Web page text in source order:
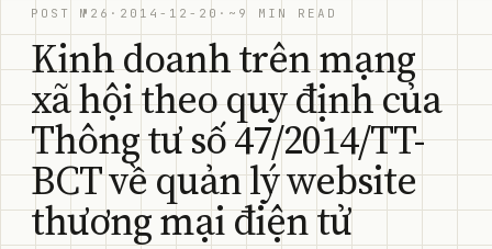
POST №26 · 2014-12-20 · ~9 MIN READ
Kinh doanh trên mạng
xã hội theo quy định của
Thông tư số 47/2014/TT-
BCT về quản lý website
thương mại điện tử